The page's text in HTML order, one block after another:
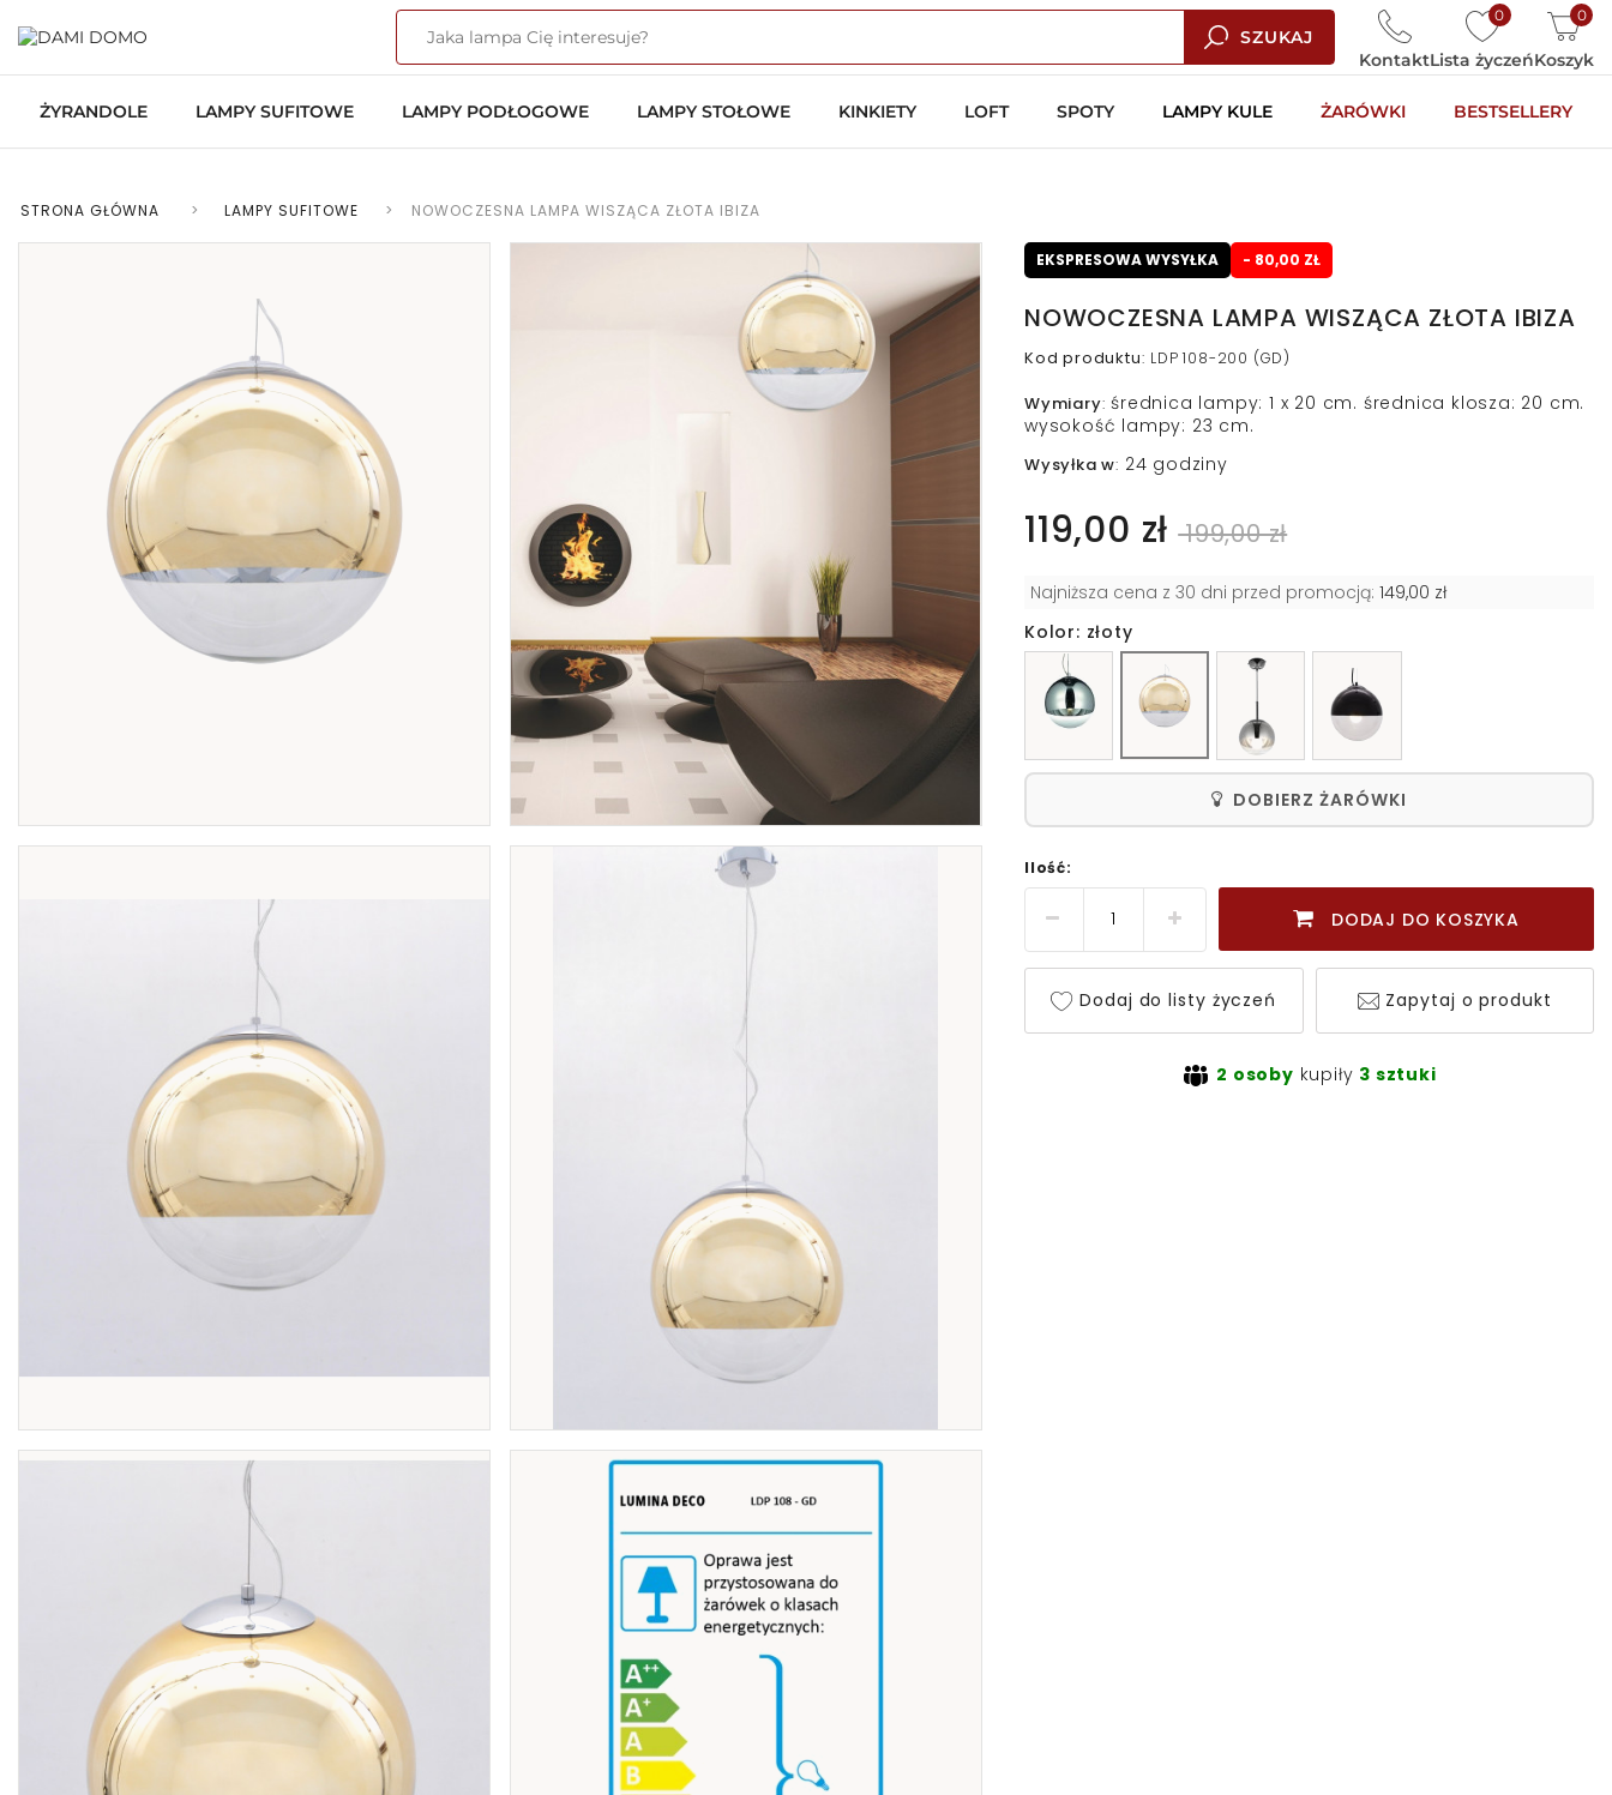
SZUKAJ
0
Lista życzeń
0
Koszyk
Kontakt
ŻYRANDOLE LAMPY SUFITOWE LAMPY PODŁOGOWE LAMPY STOŁOWE KINKIETY LOFT SPOTY LAMPY KULE ŻARÓWKI BESTSELLERY
STRONA GŁÓWNA > LAMPY SUFITOWE > NOWOCZESNA LAMPA WISZĄCA ZŁOTA IBIZA
EKSPRESOWA WYSYŁKA - 80,00 ZŁ
NOWOCZESNA LAMPA WISZĄCA ZŁOTA IBIZA
Kod produktu: LDP 108-200 (GD)
Wymiary: średnica lampy: 1 x 20 cm. średnica klosza: 20 cm.
wysokość lampy: 23 cm.
Wysyłka w: 24 godziny
119,00 zł 199,00 zł
Najniższa cena z 30 dni przed promocją: 149,00 zł
Kolor: złoty
DOBIERZ ŻARÓWKI
Ilość:
DODAJ DO KOSZYKA
Dodaj do listy życzeń Zapytaj o produkt
2 osoby kupiły 3 sztuki